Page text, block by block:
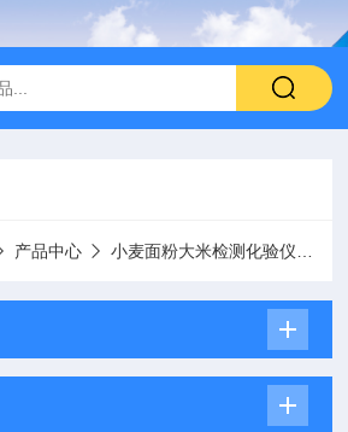
产品中心 小麦面粉大米检测化验仪器